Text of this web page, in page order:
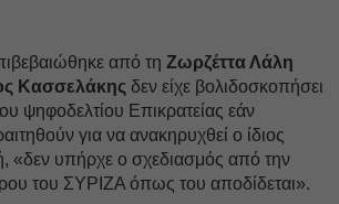
από τη Ζωρζέττα Λάλη
Κασσελάκης δεν είχε βολιδοσκοπήσει
ψηφοδελτίου Επικρατείας εάν
για να ανακηρυχθεί ο ίδιος
«δεν υπήρχε ο σχεδιασμός από την
του ΣΥΡΙΖΑ όπως του αποδίδεται».